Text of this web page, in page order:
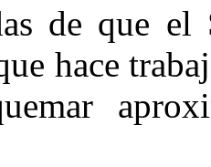
de que el
hace